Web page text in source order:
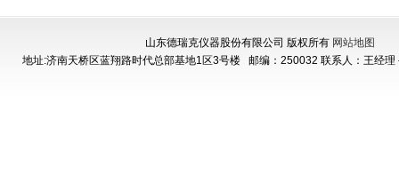
山东德瑞克仪器股份有限公司 版权所有 网站地图
地址:济南天桥区蓝翔路时代总部基地1区3号楼 邮编：250032 联系人：王经